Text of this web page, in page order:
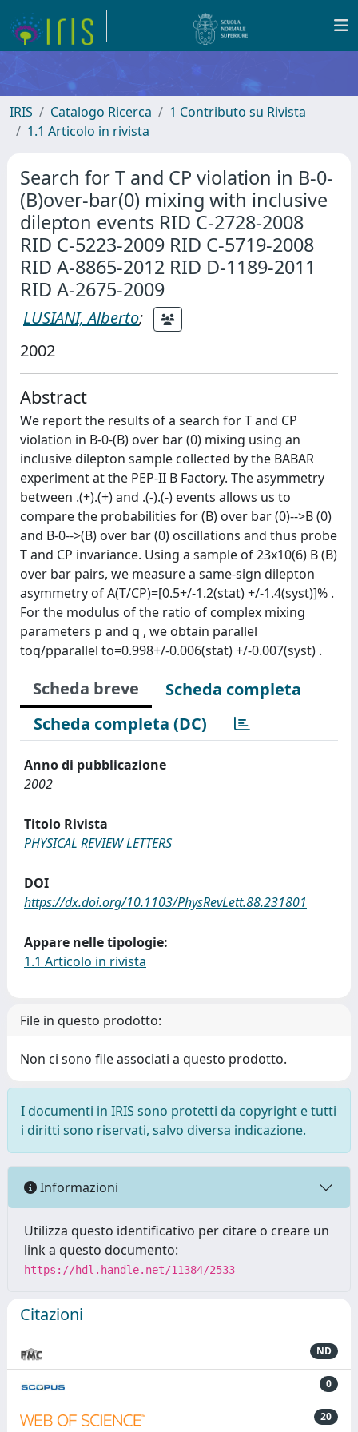
IRIS Catalogo Ricerca
1 Contributo su Rivista
1.1 Articolo in rivista
Search for T and CP violation in B-0-
(B)over-bar(0) mixing with inclusive
dilepton events RID C-2728-2008
RID C-5223-2009 RID C-5719-2008
RID A-8865-2012 RID D-1189-2011
RID A-2675-2009
LUSIANI, Alberto;
2002
Abstract
We report the results of a search for T and CP
violation in B-0-(B) over bar (0) mixing using an
inclusive dilepton sample collected by the BABAR
experiment at the PEP-II B Factory. The asymmetry
between .(+).(+) and .(-).(-) events allows us to
compare the probabilities for (B) over bar (0)-->B (0)
and B-0-->(B) over bar (0) oscillations and thus probe
T and CP invariance. Using a sample of 23x10(6) B (B)
over bar pairs, we measure a same-sign dilepton
asymmetry of A(T/CP)=[0.5+/-1.2(stat) +/-1.4(syst)]% .
For the modulus of the ratio of complex mixing
parameters p and q , we obtain parallel
toq/pparallel to=0.998+/-0.006(stat) +/-0.007(syst) .
Scheda breve
Scheda completa
Scheda completa (DC)
Anno di pubblicazione
2002
Titolo Rivista
PHYSICAL REVIEW LETTERS
DOI
https://dx.doi.org/10.1103/PhysRevLett.88.231801
Appare nelle tipologie:
1.1 Articolo in rivista
File in questo prodotto:
Non ci sono file associati a questo prodotto.
I documenti in IRIS sono protetti da copyright e tutti
i diritti sono riservati, salvo diversa indicazione.
Informazioni
Utilizza questo identificativo per citare o creare un
link a questo documento:
https://hdl.handle.net/11384/2533
Citazioni
ND
0
20